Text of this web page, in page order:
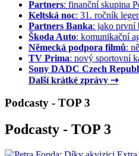
Partners: finanční skupina
Keltská noc: 31. ročník
Partners Banka: jako první
Škoda Auto: komunikační
Německá podpora filmů:
TV Prima: nový sportovní
Sony DADC Czech
Další krátké zprávy ⇢
Podcasty - TOP 3
Podcasty - TOP 3